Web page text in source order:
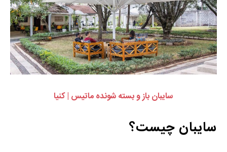
سایبان باز و بسته شونده ماتیس | کنیا
سایبان چیست؟